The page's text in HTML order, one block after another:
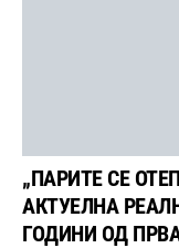
„ПАРИТЕ СЕ
АКТУЕЛНА
ГОДИНИ ОД